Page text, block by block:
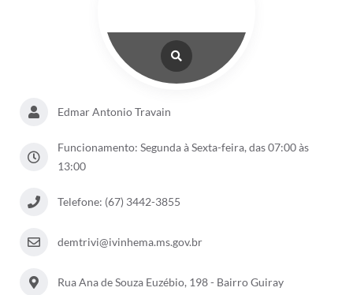
Edmar Antonio Travain
Funcionamento: Segunda à Sexta-feira, das 07:00 às
13:00
Telefone: (67) 3442-3855
demtrivi@ivinhema.ms.gov.br
Rua Ana de Souza Euzébio, 198 - Bairro Guiray